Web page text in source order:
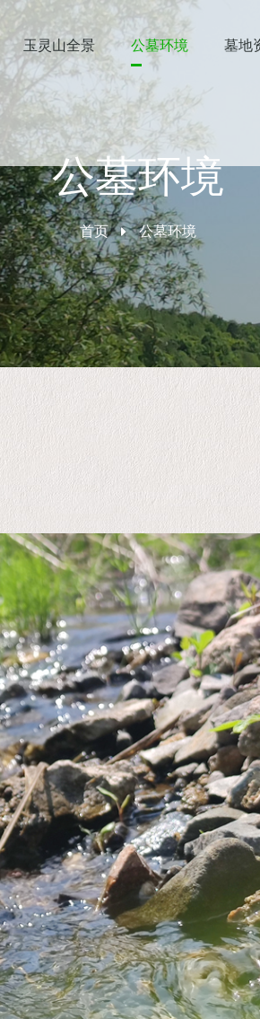
玉灵山全景 公墓环境 墓地
公墓环境
首页 公墓环境